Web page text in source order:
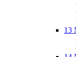
13